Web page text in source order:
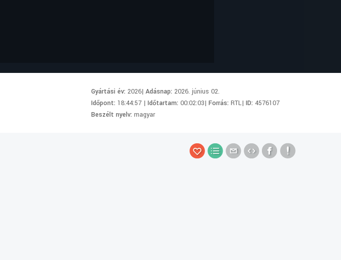
Gyártási év:2026|Adásnap:2026. június 02.
Időpont: 18:44:57 |Időtartam:00:02:03|Forrás:RTL|ID:4576107
Beszélt nyelv:magyar